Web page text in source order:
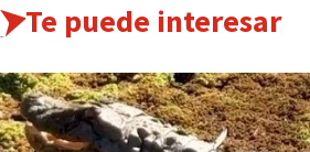
Te puede interesar